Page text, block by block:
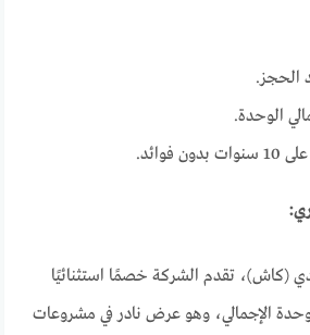
فوائد.
(كاش)، تقدم الشركة خصمًا استثنائيًا
الوحدة الإجمالي، وهو عرض نادر في مشروعات